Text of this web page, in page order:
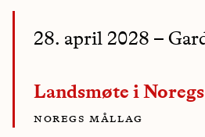
28. april 2028 –
Landsmøte i
noregs mållag